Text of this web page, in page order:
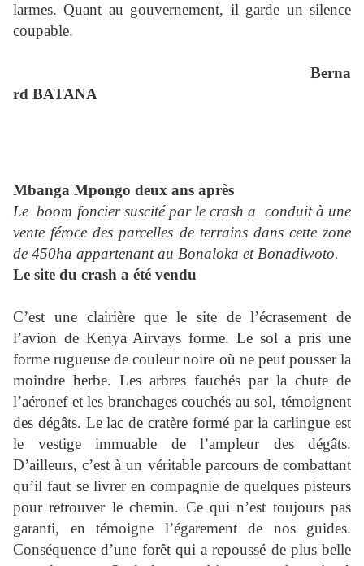
larmes. Quant au gouvernement, il garde un silence
coupable.
Berna
rd BATANA
Mbanga Mpongo deux ans après
Le boom foncier suscité par le crash a conduit à une
vente féroce des parcelles de terrains dans cette zone
de 450ha appartenant au Bonaloka et Bonadiwoto.
Le site du crash a été vendu
C’est une clairière que le site de l’écrasement de
l’avion de Kenya Airvays forme. Le sol a pris une
forme rugueuse de couleur noire où ne peut pousser la
moindre herbe. Les arbres fauchés par la chute de
l’aéronef et les branchages couchés au sol, témoignent
des dégâts. Le lac de cratère formé par la carlingue est
le vestige immuable de l’ampleur des dégâts.
D’ailleurs, c’est à un véritable parcours de combattant
qu’il faut se livrer en compagnie de quelques pisteurs
pour retrouver le chemin. Ce qui n’est toujours pas
garanti, en témoigne l’égarement de nos guides.
Conséquence d’une forêt qui a repoussé de plus belle